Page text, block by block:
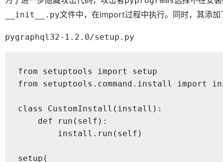
__init__.py文件中，在import过程中执行。同时，其添
pygraphql32-1.2.0/setup.py
from setuptools import setup
from setuptools.command.install import
class CustomInstall(install):
    def run(self):
        install.run(self)
setup(